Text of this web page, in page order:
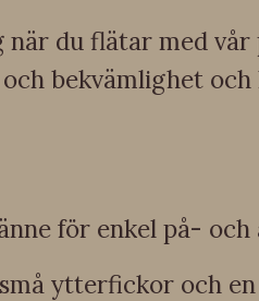
du flätar med
bekvämlighet
för enkel på- och
ytterfickor och